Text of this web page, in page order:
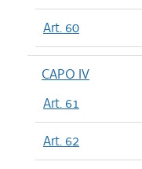
Art. 60
CAPO IV
Art. 61
Art. 62